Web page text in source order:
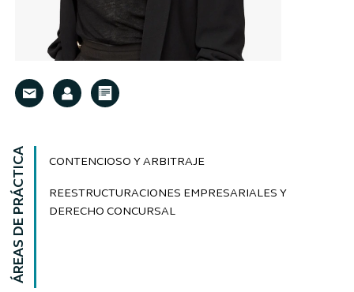
ÁREAS DE PRÁCTICA CONTENCIOSO Y ARBITRAJE
REESTRUCTURACIONES EMPRESARIALES Y
DERECHO CONCURSAL